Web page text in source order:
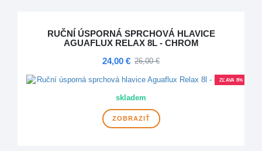
RUČNÍ ÚSPORNÁ SPRCHOVÁ HLAVICE
AGUAFLUX RELAX 8L - CHROM
24,00 € 26,00 €
ZĽAVA 8%
skladem
ZOBRAZIŤ